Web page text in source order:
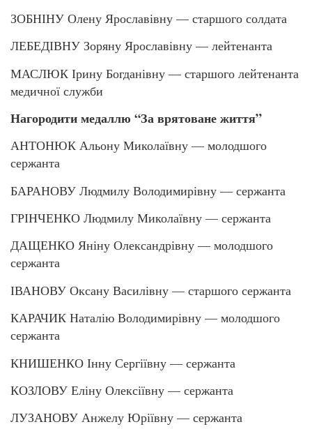
ЗОБНІНУ Олену Ярославівну — старшого солдата
ЛЕБЕДІВНУ Зоряну Ярославівну — лейтенанта
МАСЛЮК Ірину Богданівну — старшого лейтенанта
медичної служби
Нагородити медаллю “За врятоване життя”
АНТОНЮК Альону Миколаївну — молодшого
сержанта
БАРАНОВУ Людмилу Володимирівну — сержанта
ГРІНЧЕНКО Людмилу Миколаївну — сержанта
ДАЩЕНКО Яніну Олександрівну — молодшого
сержанта
ІВАНОВУ Оксану Василівну — старшого сержанта
КАРАЧИК Наталію Володимирівну — молодшого
сержанта
КНИШЕНКО Інну Сергіївну — сержанта
КОЗЛОВУ Еліну Олексіївну — сержанта
ЛУЗАНОВУ Анжелу Юріївну — сержанта